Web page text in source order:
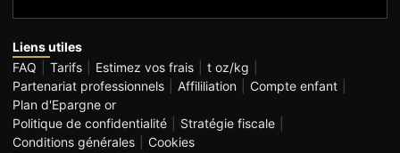
Liens utiles
FAQ
Tarifs Estimez vos frais
t oz/kg
Partenariat professionnels
Affililiation
Compte enfant
Plan d'Epargne or
Politique de confidentialité
Stratégie fiscale
Conditions générales
Cookies